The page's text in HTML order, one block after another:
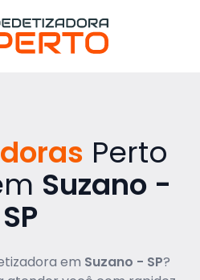
Perto
Suzano -
SP
em Suzano - SP?